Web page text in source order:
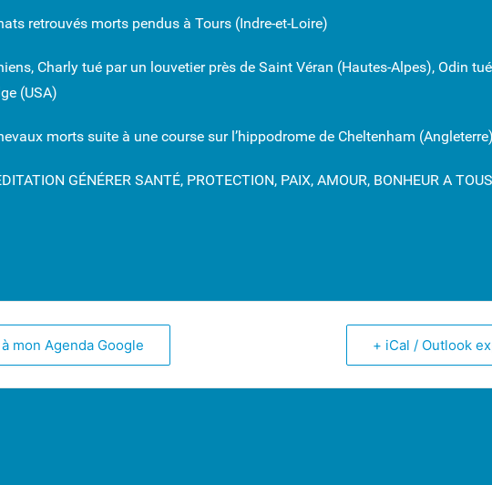
retrouvés morts pendus à Tours (Indre-et-Loire)
Charly tué par un louvetier près de Saint Véran (Hautes-Alpes), Odin
(USA)
morts suite à une course sur l’hippodrome de Cheltenham (Angleterre)
GÉNÉRER SANTÉ, PROTECTION, PAIX, AMOUR, BONHEUR A
mon Agenda Google + iCal / Outlook